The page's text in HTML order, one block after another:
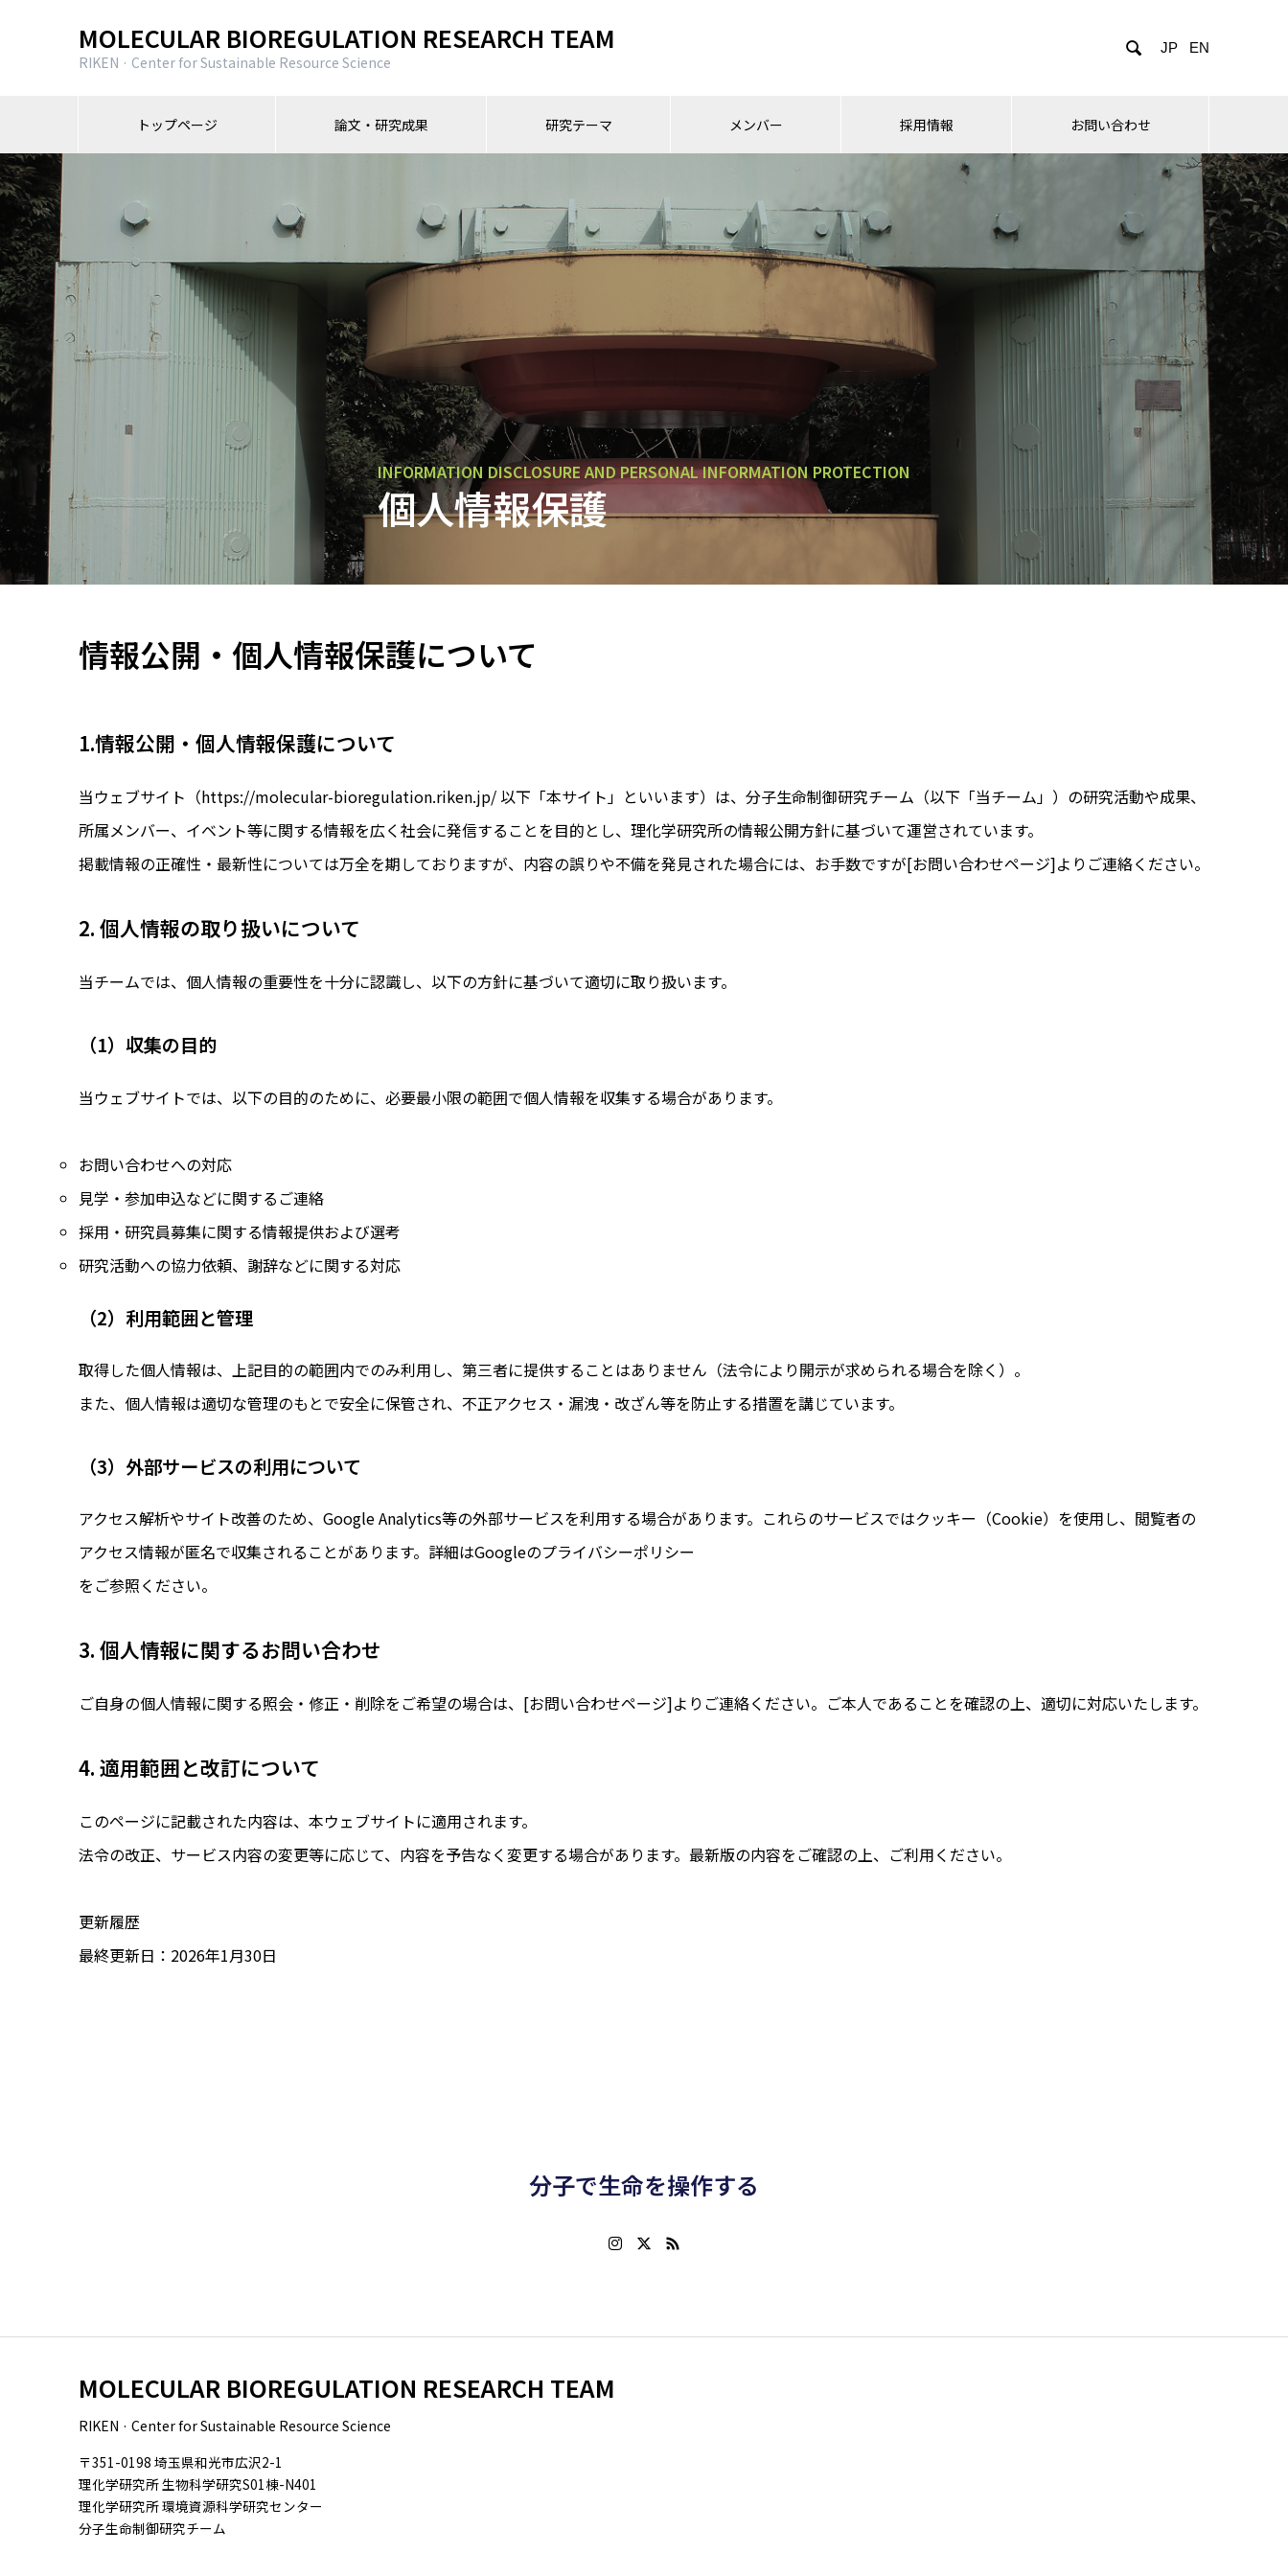
MOLECULAR BIOREGULATION RESEARCH TEAM
RIKEN · Center for Sustainable Resource Science
 JP EN
トップページ 論文・研究成果 研究テーマ メンバー 採用情報 お問い合わせ
個人情報保護
INFORMATION DISCLOSURE AND PERSONAL INFORMATION PROTECTION
情報公開・個人情報保護について
1.情報公開・個人情報保護について
当ウェブサイト（https://molecular-bioregulation.riken.jp/ 以下「本サイト」といいます）は、分子生命制御研究チーム（以下「当チーム」）の研究活動や成果、
所属メンバー、イベント等に関する情報を広く社会に発信することを目的とし、理化学研究所の情報公開方針に基づいて運営されています。
掲載情報の正確性・最新性については万全を期しておりますが、内容の誤りや不備を発見された場合には、お手数ですが[お問い合わせページ]よりご連絡ください。
2. 個人情報の取り扱いについて
当チームでは、個人情報の重要性を十分に認識し、以下の方針に基づいて適切に取り扱います。
（1）収集の目的
当ウェブサイトでは、以下の目的のために、必要最小限の範囲で個人情報を収集する場合があります。
お問い合わせへの対応
見学・参加申込などに関するご連絡
採用・研究員募集に関する情報提供および選考
研究活動への協力依頼、謝辞などに関する対応
（2）利用範囲と管理
取得した個人情報は、上記目的の範囲内でのみ利用し、第三者に提供することはありません（法令により開示が求められる場合を除く）。
また、個人情報は適切な管理のもとで安全に保管され、不正アクセス・漏洩・改ざん等を防止する措置を講じています。
（3）外部サービスの利用について
アクセス解析やサイト改善のため、Google Analytics等の外部サービスを利用する場合があります。これらのサービスではクッキー（Cookie）を使用し、閲覧者の
アクセス情報が匿名で収集されることがあります。詳細はGoogleのプライバシーポリシー
をご参照ください。
3. 個人情報に関するお問い合わせ
ご自身の個人情報に関する照会・修正・削除をご希望の場合は、[お問い合わせページ]よりご連絡ください。ご本人であることを確認の上、適切に対応いたします。
4. 適用範囲と改訂について
このページに記載された内容は、本ウェブサイトに適用されます。
法令の改正、サービス内容の変更等に応じて、内容を予告なく変更する場合があります。最新版の内容をご確認の上、ご利用ください。
更新履歴
最終更新日：2026年1月30日
分子で生命を操作する
MOLECULAR BIOREGULATION RESEARCH TEAM
RIKEN · Center for Sustainable Resource Science
〒351-0198 埼玉県和光市広沢2-1
理化学研究所 生物科学研究S01棟-N401
理化学研究所 環境資源科学研究センター
分子生命制御研究チーム